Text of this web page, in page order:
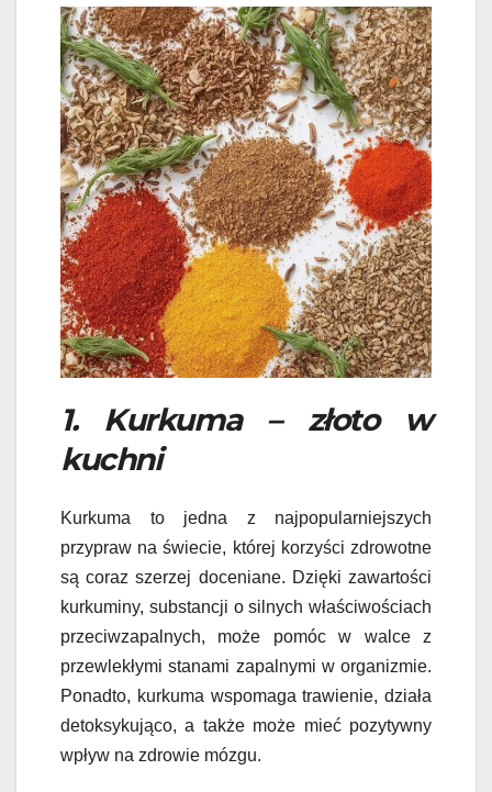
1. Kurkuma – złoto w
kuchni
Kurkuma to jedna z najpopularniejszych
przypraw na świecie, której korzyści zdrowotne
są coraz szerzej doceniane. Dzięki zawartości
kurkuminy, substancji o silnych właściwościach
przeciwzapalnych, może pomóc w walce z
przewlekłymi stanami zapalnymi w organizmie.
Ponadto, kurkuma wspomaga trawienie, działa
detoksykująco, a także może mieć pozytywny
wpływ na zdrowie mózgu.